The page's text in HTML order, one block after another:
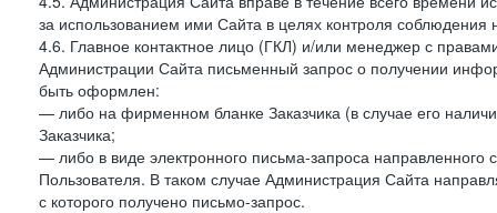
за использованием ими Сайта в целях контроля
4.6. Главное контактное лицо (ГКЛ) и/или менеджер с
Администрации Сайта письменный запрос о получении
быть оформлен:
— либо на фирменном бланке Заказчика (в случае его
Заказчика;
— либо в виде электронного письма-запроса направленного
Пользователя. В таком случае Администрация Сайта
с которого получено письмо-запрос.